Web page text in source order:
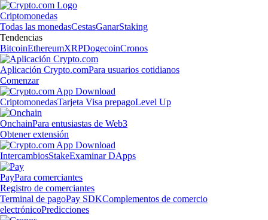
Criptomonedas
Todas las monedasCestasGanarStaking
Tendencias
BitcoinEthereumXRPDogecoinCronos
Aplicación Crypto.comPara usuarios cotidianos
Comenzar
CriptomonedasTarjeta Visa prepagoLevel Up
OnchainPara entusiastas de Web3
Obtener extensión
IntercambiosStakeExaminar DApps
PayPara comerciantes
Registro de comerciantes
Terminal de pagoPay SDKComplementos de comercio
electrónicoPredicciones